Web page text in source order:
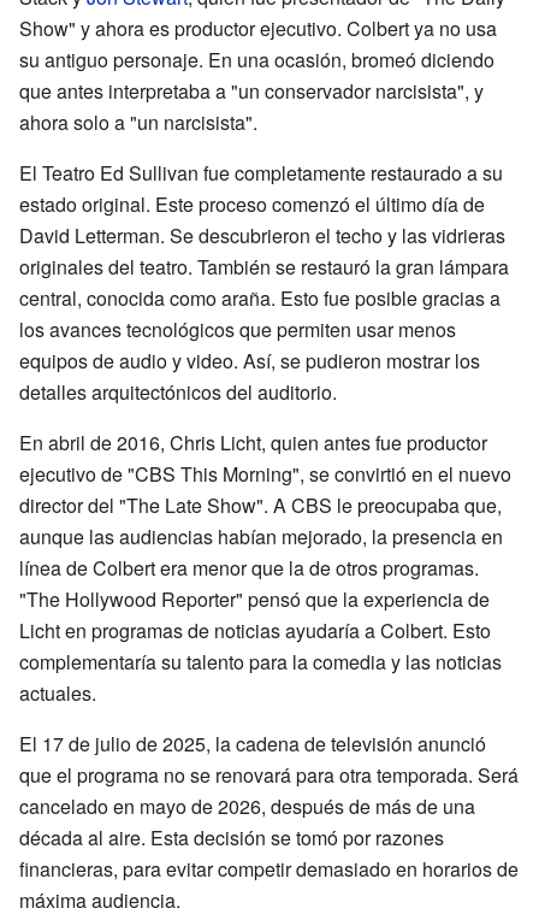
Show" y ahora es productor ejecutivo. Colbert ya no usa
su antiguo personaje. En una ocasión, bromeó diciendo
que antes interpretaba a "un conservador narcisista", y
ahora solo a "un narcisista".
El Teatro Ed Sullivan fue completamente restaurado a su
estado original. Este proceso comenzó el último día de
David Letterman. Se descubrieron el techo y las vidrieras
originales del teatro. También se restauró la gran lámpara
central, conocida como araña. Esto fue posible gracias a
los avances tecnológicos que permiten usar menos
equipos de audio y video. Así, se pudieron mostrar los
detalles arquitectónicos del auditorio.
En abril de 2016, Chris Licht, quien antes fue productor
ejecutivo de "CBS This Morning", se convirtió en el nuevo
director del "The Late Show". A CBS le preocupaba que,
aunque las audiencias habían mejorado, la presencia en
línea de Colbert era menor que la de otros programas.
"The Hollywood Reporter" pensó que la experiencia de
Licht en programas de noticias ayudaría a Colbert. Esto
complementaría su talento para la comedia y las noticias
actuales.
El 17 de julio de 2025, la cadena de televisión anunció
que el programa no se renovará para otra temporada. Será
cancelado en mayo de 2026, después de más de una
década al aire. Esta decisión se tomó por razones
financieras, para evitar competir demasiado en horarios de
máxima audiencia.